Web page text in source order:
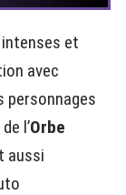
et
avec
personnages
l’Orbe
aussi